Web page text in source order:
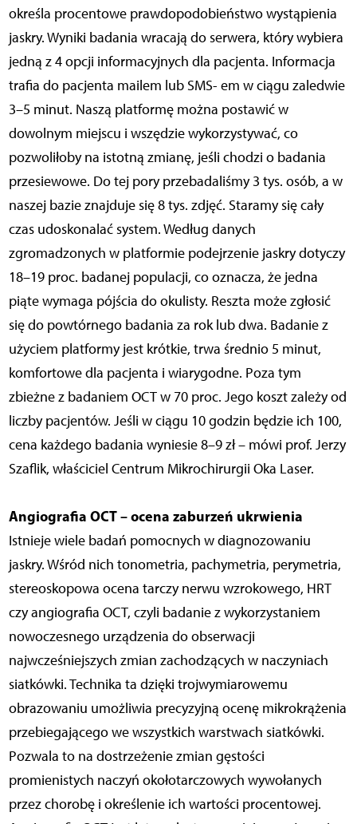
określa procentowe prawdopodobieństwo wystąpienia
jaskry. Wyniki badania wracają do serwera, który wybiera
jedną z 4 opcji informacyjnych dla pacjenta. Informacja
trafia do pacjenta mailem lub SMS- em w ciągu zaledwie
3–5 minut. Naszą platformę można postawić w
dowolnym miejscu i wszędzie wykorzystywać, co
pozwoliłoby na istotną zmianę, jeśli chodzi o badania
przesiewowe. Do tej pory przebadaliśmy 3 tys. osób, a w
naszej bazie znajduje się 8 tys. zdjęć. Staramy się cały
czas udoskonalać system. Według danych
zgromadzonych w platformie podejrzenie jaskry dotyczy
18–19 proc. badanej populacji, co oznacza, że jedna
piąte wymaga pójścia do okulisty. Reszta może zgłosić
się do powtórnego badania za rok lub dwa. Badanie z
użyciem platformy jest krótkie, trwa średnio 5 minut,
komfortowe dla pacjenta i wiarygodne. Poza tym
zbieżne z badaniem OCT w 70 proc. Jego koszt zależy od
liczby pacjentów. Jeśli w ciągu 10 godzin będzie ich 100,
cena każdego badania wyniesie 8–9 zł – mówi prof. Jerzy
Szaflik, właściciel Centrum Mikrochirurgii Oka Laser.
Angiografia OCT – ocena zaburzeń ukrwienia
Istnieje wiele badań pomocnych w diagnozowaniu
jaskry. Wśród nich tonometria, pachymetria, perymetria,
stereoskopowa ocena tarczy nerwu wzrokowego, HRT
czy angiografia OCT, czyli badanie z wykorzystaniem
nowoczesnego urządzenia do obserwacji
najwcześniejszych zmian zachodzących w naczyniach
siatkówki. Technika ta dzięki trojwymiarowemu
obrazowaniu umożliwia precyzyjną ocenę mikrokrążenia
przebiegającego we wszystkich warstwach siatkówki.
Pozwala to na dostrzeżenie zmian gęstości
promienistych naczyń okołotarczowych wywołanych
przez chorobę i określenie ich wartości procentowej.